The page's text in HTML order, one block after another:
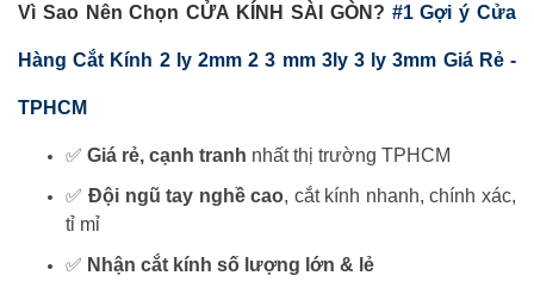
Vì Sao Nên Chọn CỬA KÍNH SÀI GÒN? #1 Gợi ý Cửa
Hàng Cắt Kính 2 ly 2mm 2 3 mm 3ly 3 ly 3mm Giá Rẻ -
TPHCM
✅ Giá rẻ, cạnh tranh nhất thị trường TPHCM
✅Đội ngũ tay nghề cao, cắt kính nhanh, chính xác,
tỉ mỉ
✅ Nhận cắt kính số lượng lớn & lẻ